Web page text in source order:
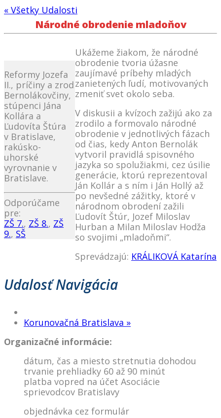
« Všetky Udalosti
Národné obrodenie mladoňov
Reformy Jozefa
II., príčiny a zrod
Bernolákovčiny,
stúpenci Jána
Kollára a
Ľudovíta Štúra
v Bratislave,
rakúsko-
uhorské
vyrovnanie v
Bratislave.
Odporúčame
pre:
ZŠ 7., ZŠ 8., ZŠ
9., SŠ
Ukážeme žiakom, že národné
obrodenie tvoria úžasne
zaujímavé príbehy mladých
zanietených ľudí, motivovaných
zmeniť svet okolo seba.
V diskusii a kvízoch zažijú ako za
zrodilo a formovalo národné
obrodenie v jednotlivých fázach
od čias, kedy Anton Bernolák
vytvoril pravidlá spisovného
jazyka so spolužiakmi, cez úsilie
generácie, ktorú reprezentoval
Ján Kollár a s ním i Ján Hollý až
po nevšedné zážitky, ktoré v
národnom obrodení zažili
Ľudovít Štúr, Jozef Miloslav
Hurban a Milan Miloslav Hodža
so svojimi „mladoňmi“.
Sprevádzajú: KRÁLIKOVÁ Katarína
Udalosť Navigácia
Korunovačná Bratislava »
Organizačné informácie:
dátum, čas a miesto stretnutia dohodou
trvanie prehliadky 60 až 90 minút
platba vopred na účet Asociácie
sprievodcov Bratislavy
objednávka cez formulár